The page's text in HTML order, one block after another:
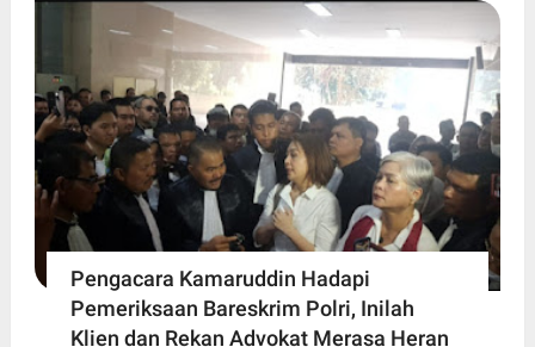
Pengacara Kamaruddin Hadapi
Pemeriksaan Bareskrim Polri, Inilah
Klien dan Rekan Advokat Merasa Heran